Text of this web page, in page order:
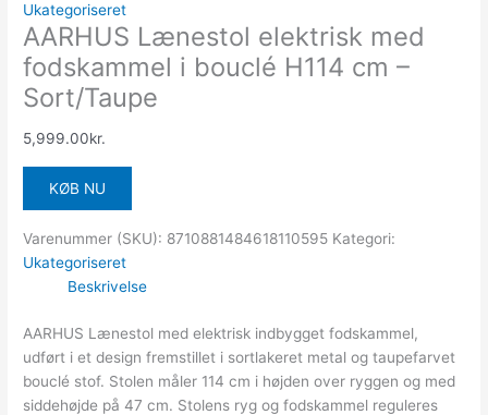
Ukategoriseret
AARHUS Lænestol elektrisk med
fodskammel i bouclé H114 cm –
Sort/Taupe
5,999.00kr.
KØB NU
Varenummer (SKU): 8710881484618110595 Kategori:
Ukategoriseret
Beskrivelse
AARHUS Lænestol med elektrisk indbygget fodskammel,
udført i et design fremstillet i sortlakeret metal og taupefarvet
bouclé stof. Stolen måler 114 cm i højden over ryggen og med
siddehøjde på 47 cm. Stolens ryg og fodskammel reguleres